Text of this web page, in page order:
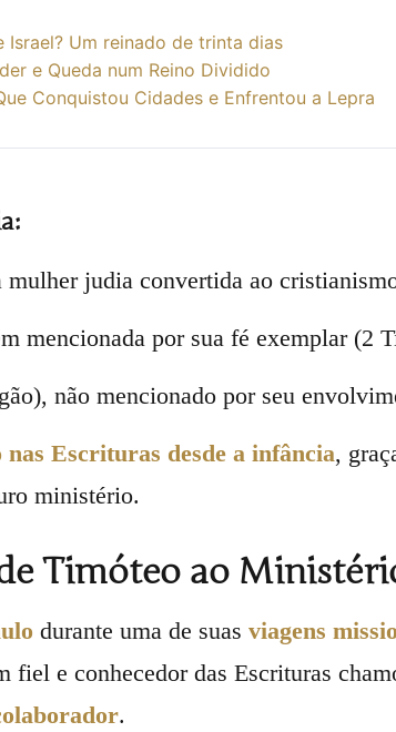
Israel? Um reinado de trinta dias
e Queda num Reino Dividido
Conquistou Cidades e Enfrentou a Lepra
mulher judia convertida ao
mencionada por sua fé exemplar (2
não mencionado por seu
Escrituras desde a infância,
ministério.
Timóteo ao
durante uma de suas viagens
fiel e conhecedor das Escrituras
.